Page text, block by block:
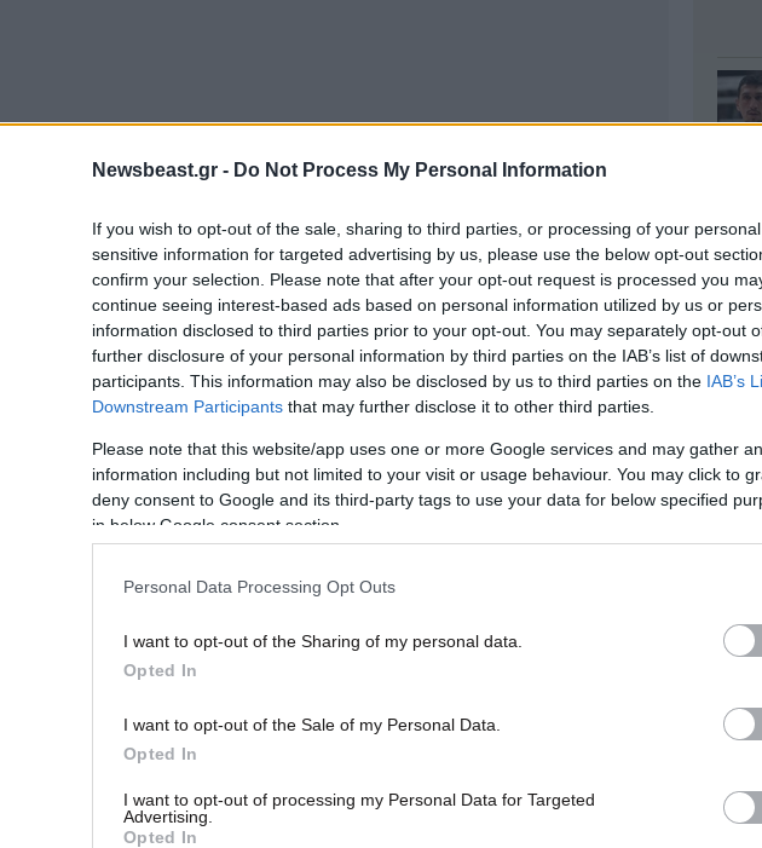
Newsbeast.gr - Do Not Process My Personal Information
If you wish to opt-out of the sale, sharing to third parties, or processing of your
sensitive information for targeted advertising by us, please use the below opt-out
confirm your selection. Please note that after your opt-out request is processed you
continue seeing interest-based ads based on personal information utilized by us or
information disclosed to third parties prior to your opt-out. You may separately opt-out
further disclosure of your personal information by third parties on the IAB’s list of
participants. This information may also be disclosed by us to third parties on the IAB’s
Downstream Participants that may further disclose it to other third parties.
Please note that this website/app uses one or more Google services and may gather
information including but not limited to your visit or usage behaviour. You may click to
deny consent to Google and its third-party tags to use your data for below specified
in below Google consent section.
Personal Data Processing Opt Outs
I want to opt-out of the Sharing of my personal data.
Opted In
I want to opt-out of the Sale of my Personal Data.
Opted In
I want to opt-out of processing my Personal Data for Targeted
Advertising.
Opted In